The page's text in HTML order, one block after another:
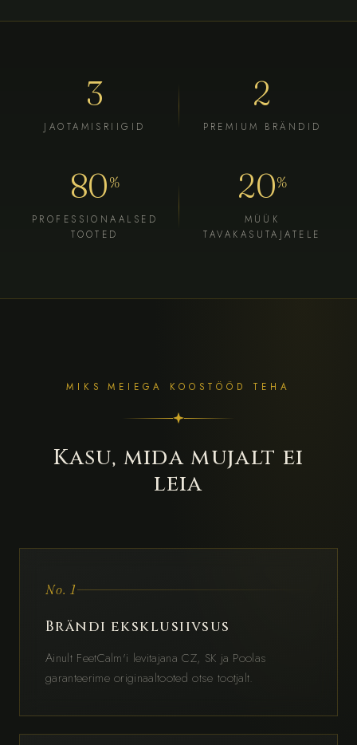
3
JAOTAMISRIIGID
2
PREMIUM BRÄNDID
80%
PROFESSIONAALSED
TOOTED
20%
MÜÜK
TAVAKASUTAJATELE
MIKS MEIEGA KOOSTÖÖD TEHA
Kasu, mida mujalt ei
leia
No. 1
Brändi eksklusiivsus
Ainult FeetCalm'i levitajana CZ, SK ja Poolas
garanteerime originaaltooted otse tootjalt.